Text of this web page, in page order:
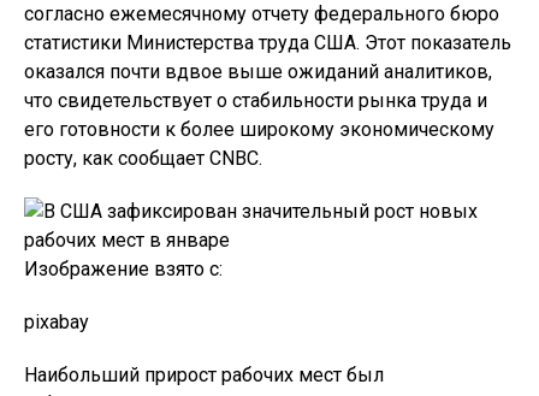
согласно ежемесячному отчету федерального бюро
статистики Министерства труда США. Этот показатель
оказался почти вдвое выше ожиданий аналитиков,
что свидетельствует о стабильности рынка труда и
его готовности к более широкому экономическому
росту, как сообщает CNBC.
Изображение взято с:
pixabay
Наибольший прирост рабочих мест был